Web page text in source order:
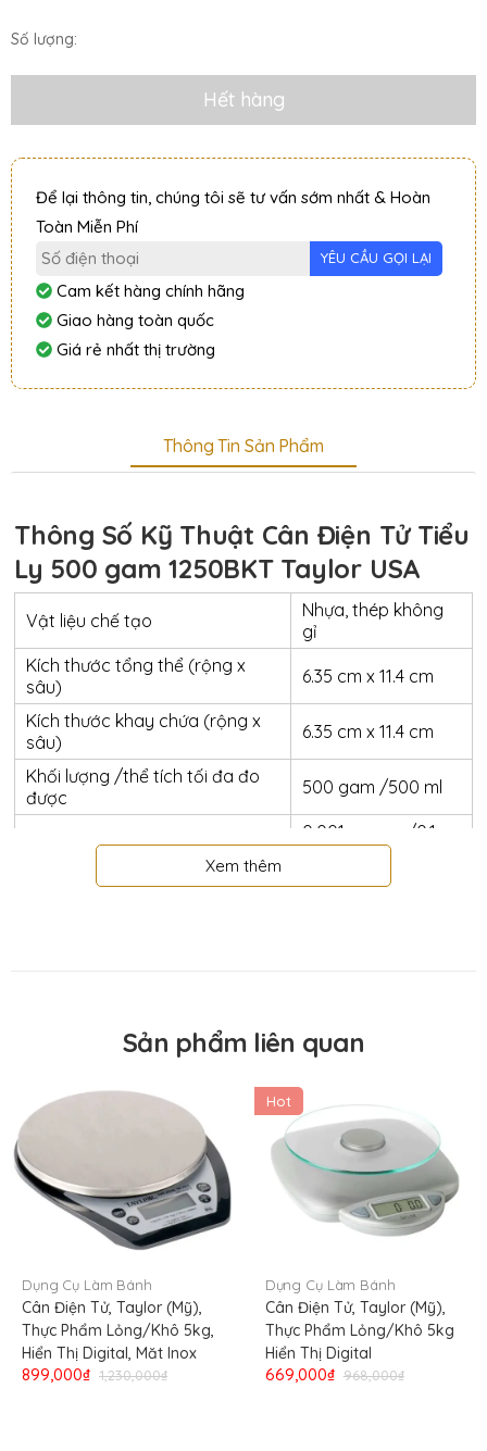
Số lượng:
Hết hàng
Để lại thông tin, chúng tôi sẽ tư vấn sớm nhất & Hoàn
Toàn Miễn Phí
Cam kết hàng chính hãng
Giao hàng toàn quốc
Giá rẻ nhất thị trường
Thông Tin Sản Phẩm
Thông Số Kỹ Thuật Cân Điện Tử Tiểu
Ly 500 gam 1250BKT Taylor USA
Vật liệu chế tạo
Nhựa, thép không
gỉ
Kích thước tổng thể (rộng x
sâu)
6.35 cm x 11.4 cm
Kích thước khay chứa (rộng x
sâu)
6.35 cm x 11.4 cm
Khối lượng /thể tích tối đa đo
được
500 gam /500 ml
Độ chính xác
0.001 ounces/0.1
gam
Đơn vị đo
Ounces/Gam
Nơi sản xuất
China
Nơi nhập khẩu
USA
Xem thêm
Sản phẩm liên quan
Dụng Cụ Làm Bánh
Cân Điện Tử, Taylor (Mỹ),
Thực Phẩm Lỏng/Khô 5kg,
Hiển Thị Digital, Măt Inox
899,000₫ 1,230,000₫
Hot
Dụng Cụ Làm Bánh
Cân Điện Tử, Taylor (Mỹ),
Thực Phẩm Lỏng/Khô 5kg
Hiển Thị Digital
669,000₫ 968,000₫